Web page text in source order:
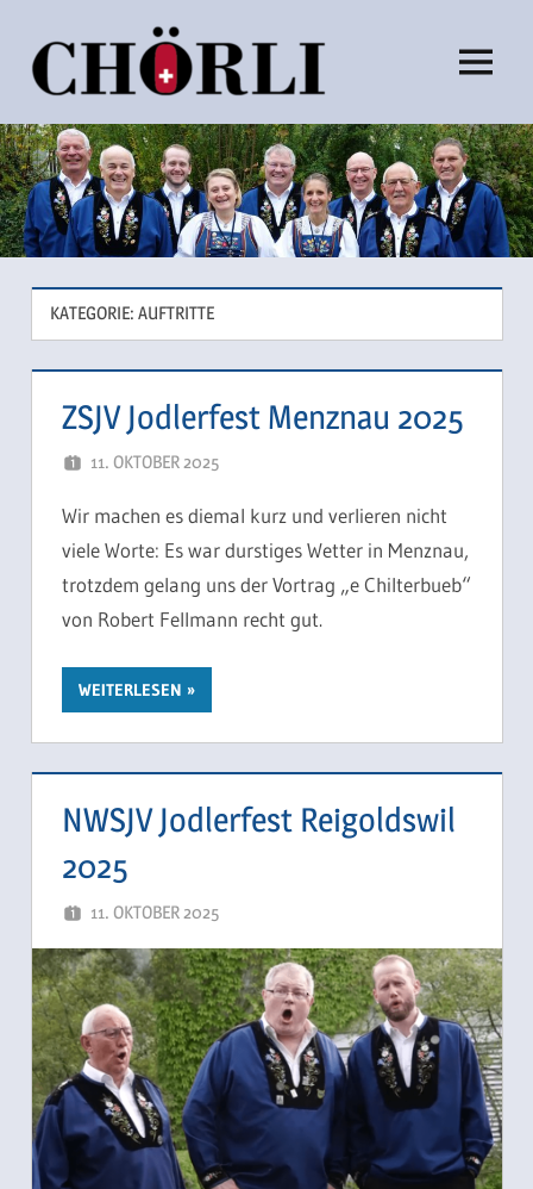
Inhalt
springen
Chörli Menü
KATEGORIE: AUFTRITTE
ZSJV Jodlerfest Menznau 2025
11. OKTOBER 2025
Wir machen es diemal kurz und verlieren nicht
viele Worte: Es war durstiges Wetter in Menznau,
trotzdem gelang uns der Vortrag „e Chilterbueb“
von Robert Fellmann recht gut.
WEITERLESEN
NWSJV Jodlerfest Reigoldswil
2025
11. OKTOBER 2025